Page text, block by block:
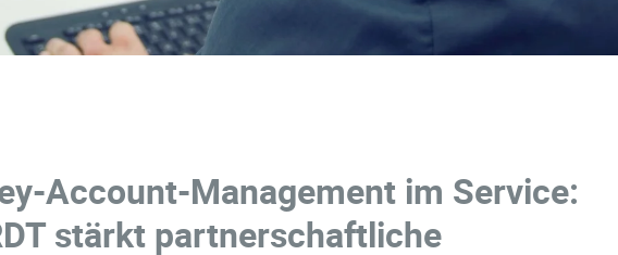
Account-Management im Service:
stärkt partnerschaftliche